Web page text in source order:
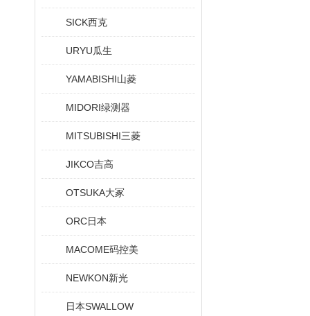
SICK西克
URYU瓜生
YAMABISHI山菱
MIDORI绿测器
MITSUBISHI三菱
JIKCO吉高
OTSUKA大冢
ORC日本
MACOME码控美
NEWKON新光
日本SWALLOW